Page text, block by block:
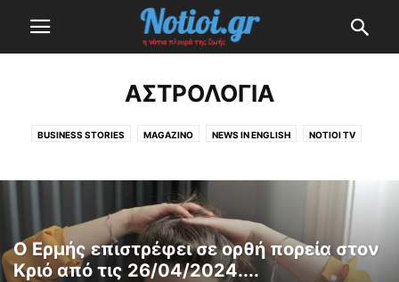
ΑΣΤΡΟΛΟΓΊΑ
BUSINESS STORIES MAGAZINO NEWS IN ENGLISH NOTIOI TV
Η ΕΠΕΝΔΥΣΗ ΤΟΥ ΕΛΛΗΝΙΚΟΥ ΚΟΡΟΝΟΪΌΣ (ΣΥΝΕΧΉΣ ΕΝΗΜΈΡΩΣΗ)
ΜΙΚΡΈΣ ΙΣΤΟΡΊΕΣ ΟΙ ΔΉΜΟΙ ΜΑΣ
ΥΓΕΊΑ & ΟΜΟΡΦΙΆ
Ο Ερμής επιστρέφει σε ορθή πορεία στον
Κριό από τις 26/04/2024....